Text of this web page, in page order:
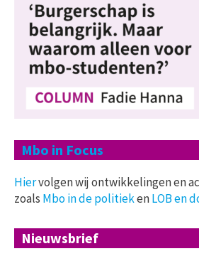
Mbo in Focus
Hiervolgen wij ontwikkelingen en
zoals Mbo in de politiekenLOB en
Nieuwsbrief